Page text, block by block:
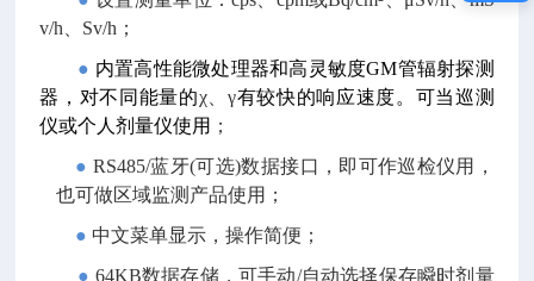
v/h、Sv/h；
● 内置高性能微处理器和高灵敏度GM管辐射探测
器，对不同能量的χ、γ有较快的响应速度。可当巡测
仪或个人剂量仪使用 ；
●RS485/蓝牙(可选)数据接口，即可作巡检仪用，
也可做区域监测产品使用；
● 中文菜单显示，操作简便；
● 64KB数据存储，可手动/自动选择保存瞬时剂量